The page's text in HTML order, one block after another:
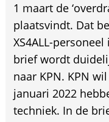
1 maart de
plaatsvindt. Dat
XS4ALL-
brief wordt
naar KPN. KPN
januari 2022
techniek. In de